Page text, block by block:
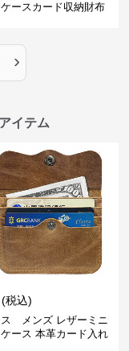
ースカード収納財布
›
イテム
(税込)
ス メンズ レザーミニ
ース 本革カード入れ